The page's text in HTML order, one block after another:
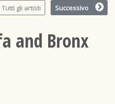
Tutti gli artisti Successivo
and Bronx